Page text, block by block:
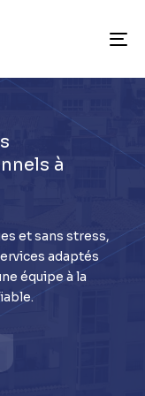
à
et sans stress,
adaptés
équipe à la